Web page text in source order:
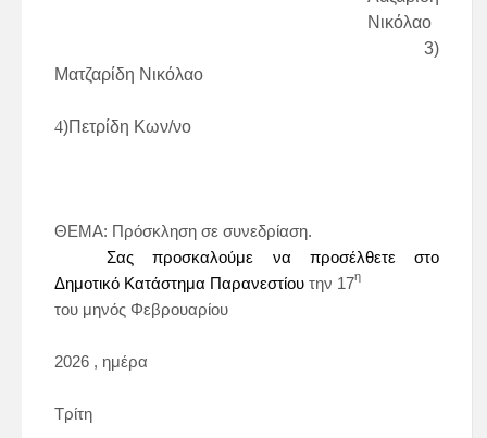
Νικόλαο
3)
Ματζαρίδη Νικόλαο
4)Πετρίδη Κων/νο
ΘΕΜΑ: Πρόσκληση σε συνεδρίαση.
Σας προσκαλούμε να προσέλθετε στο
Δημοτικό Κατάστημα Παρανεστίου την 17η
του μηνός Φεβρουαρίου
2026 , ημέρα
Τρίτη